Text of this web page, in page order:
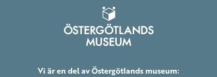
Vi är en del av Östergötlands museum: